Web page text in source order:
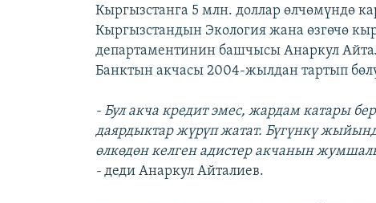
Кыргызстанга 5 млн. доллар өлчөмүндө
Кыргызстандын Экология жана өзгөчө
департаментинин башчысы Анаркул
Банктын акчасы 2004-жылдан тартып
- Бул акча кредит эмес, жардам катары
даярдыктар жүрүп жатат. Бүгүнкү
өлкөдөн келген адистер акчанын
-деди Анаркул Айталиев.